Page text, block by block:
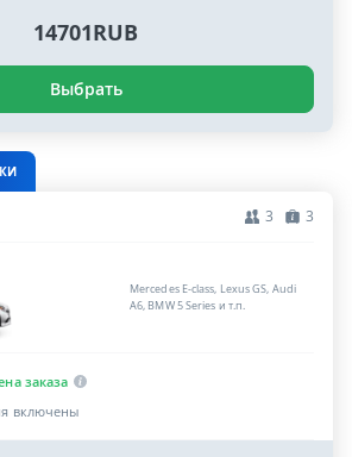
14701RUB
Выбрать
3 3
Mercedes E-class, Lexus GS, Audi
A6, BMW 5 Series и т.п.
заказа
включены